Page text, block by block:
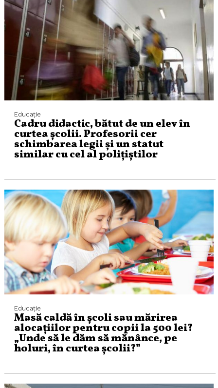
Educaţie
Cadru didactic, bătut de un elev în
curtea școlii. Profesorii cer
schimbarea legii și un statut
similar cu cel al polițiștilor
Educaţie
Masă caldă în școli sau mărirea
alocațiilor pentru copii la 500 lei?
„Unde să le dăm să mănânce, pe
holuri, în curtea școlii?”